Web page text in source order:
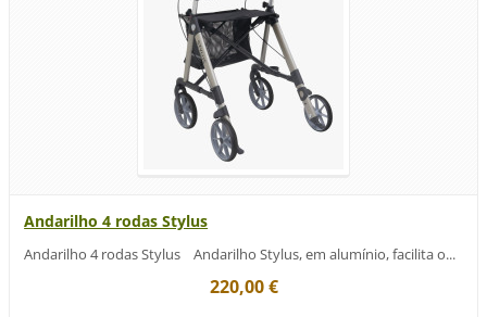
Andarilho 4 rodas Stylus
Andarilho 4 rodas Stylus Andarilho Stylus, em alumínio, facilita o...
220,00 €